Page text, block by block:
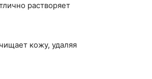
растворяет
кожу, удаляя